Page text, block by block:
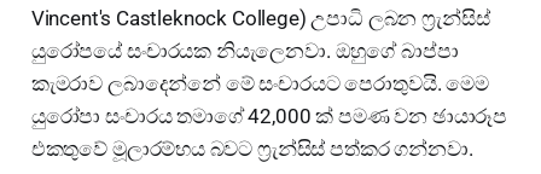
Vincent's Castleknock College) උපාධි ලබන ෆ්‍රැන්සිස්
යුරෝපයේ සංචාරයක නියැලෙනවා. ඔහුගේ බාප්පා
කැමරාව ලබාදෙන්නේ මේ සංචාරයට පෙරාතුවයි. මෙම
යුරෝපා සංචාරය තමාගේ 42,000 ක් පමණ වන ඡායාරූප
එකතුවේ මූලාරම්භය බවට ෆ්‍රැන්සිස් පත්කර ගන්නවා.